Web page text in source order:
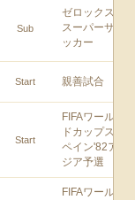
Sub
ゼロックス
スーパーサ
ッカー
Start 親善試合
Start
FIFAワール
ドカップス
ペイン'82ア
ジア予選
FIFAワール